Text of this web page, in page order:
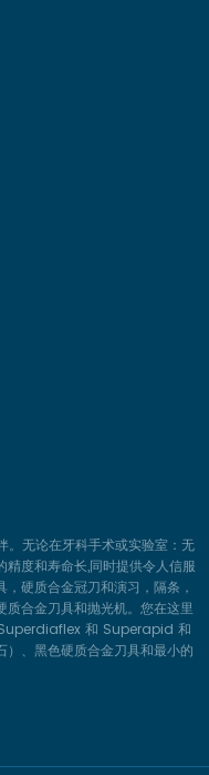
。无论在牙科手术或实验室：无
度和寿命长,同时提供令人信服
硬质合金冠刀和演习，隔条，
合金刀具和抛光机。您在这里
Superdiaflex 和 Superapid 和
、黑色硬质合金刀具和最小的